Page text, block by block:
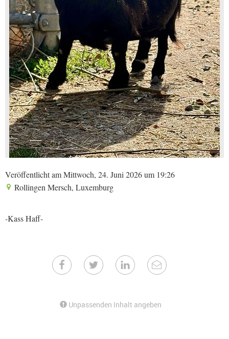
Veröffentlicht am Mittwoch, 24. Juni 2026 um 19:26
Rollingen Mersch, Luxemburg
-Kass Haff-
Unpassenden Inhalt angeben